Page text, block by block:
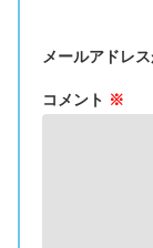
メールアドレ
コメント ※